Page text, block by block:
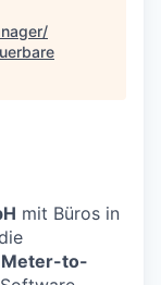
mit Büros in
Meter-to-